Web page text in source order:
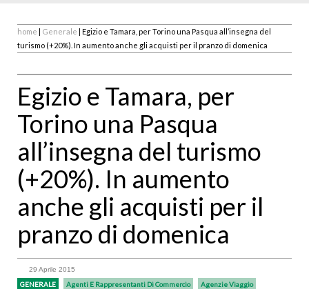
home | Generale | Egizio e Tamara, per Torino una Pasqua all’insegna del
turismo (+20%). In aumento anche gli acquisti per il pranzo di domenica
Egizio e Tamara, per
Torino una Pasqua
all’insegna del turismo
(+20%). In aumento
anche gli acquisti per il
pranzo di domenica
29 Aprile 2015
GENERALE Agenti E Rappresentanti Di Commercio Agenzie Viaggio